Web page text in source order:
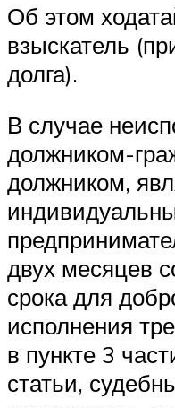
Об этом
взыскатель
долга).
В случае
должником-
должником,
двух месяцев
срока для
исполнения
в пункте 3
статьи,